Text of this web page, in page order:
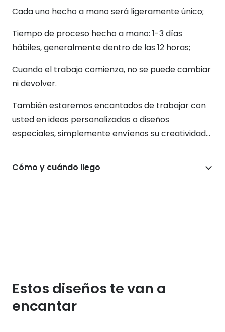
Personalizado.
Hueso
Liso
Cada uno hecho a mano será ligeramente único;
Tiempo de proceso hecho a mano: 1-3 días
hábiles, generalmente dentro de las 12 horas;
Cuando el trabajo comienza, no se puede cambiar
ni devolver.
También estaremos encantados de trabajar con
usted en ideas personalizadas o diseños
especiales, simplemente envíenos su creatividad…
Cómo y cuándo llego
Estos diseños te van a
encantar